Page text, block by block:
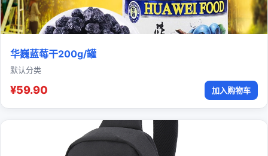
华巍蓝莓干200g/罐
默认分类
¥59.90 加入购物车